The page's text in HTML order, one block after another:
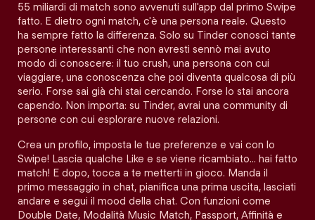
55 miliardi di match sono avvenuti sull'app dal primo Swipe
fatto. E dietro ogni match, c'è una persona reale. Questo
ha sempre fatto la differenza. Solo su Tinder conosci tante
persone interessanti che non avresti sennò mai avuto
modo di conoscere: il tuo crush, una persona con cui
viaggiare, una conoscenza che poi diventa qualcosa di più
serio. Forse sai già chi stai cercando. Forse lo stai ancora
capendo. Non importa: su Tinder, avrai una community di
persone con cui esplorare nuove relazioni.
Crea un profilo, imposta le tue preferenze e vai con lo
Swipe! Lascia qualche Like e se viene ricambiato… hai fatto
match! E dopo, tocca a te metterti in gioco. Manda il
primo messaggio in chat, pianifica una prima uscita, lasciati
andare e segui il mood della chat. Con funzioni come
Double Date, Modalità Music Match, Passport, Affinità e